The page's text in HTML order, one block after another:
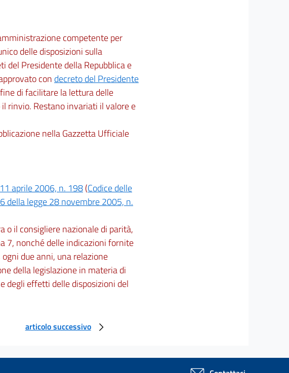
competente per
delle disposizioni sulla
del Presidente della Repubblica e
con decreto del Presidente
di facilitare la lettura delle
rinvio. Restano invariati il valore e
nella Gazzetta Ufficiale
aprile 2006, n. 198(Codice delle
della legge 28 novembre 2005, n.
o il consigliere nazionale di parità,
7, nonché delle indicazioni fornite
due anni, una relazione
della legislazione in materia di
degli effetti delle disposizioni del
articolo successivo